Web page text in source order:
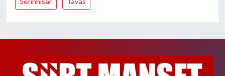
Serinhisar Tavas